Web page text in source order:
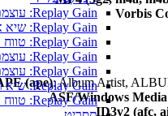
Replay Gain: עוצמת אלבום
Replay Gain: שיא אלבום
Replay Gain: טווח אלבום
Replay Gain: עוצמת ייחוס
Replay Gain: עוצמת רצועה
Replay Gain: שיא רצועה
Replay Gain: טווח רצועה
APE (ape): Album Artist,
ASF/Windows
ID3v2